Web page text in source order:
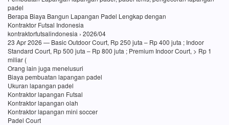
padel
Berapa Biaya Bangun Lapangan Padel Lengkap dengan
Kontraktor Futsal Indonesia
kontraktorfutsalindonesia › 2026/04
23 Apr 2026 — Basic Outdoor Court, Rp 250 juta – Rp 400 juta ; Indoor
Standard Court, Rp 500 juta – Rp 800 juta ; Premium Indoor Court, > Rp 1
miliar (
Orang lain juga menelusuri
Biaya pembuatan lapangan padel
Ukuran lapangan padel
Kontraktor lapangan Futsal
Kontraktor lapangan olah
Kontraktor lapangan mini soccer
Padel Court